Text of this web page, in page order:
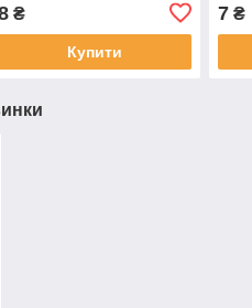
₴
Купити
7 ₴